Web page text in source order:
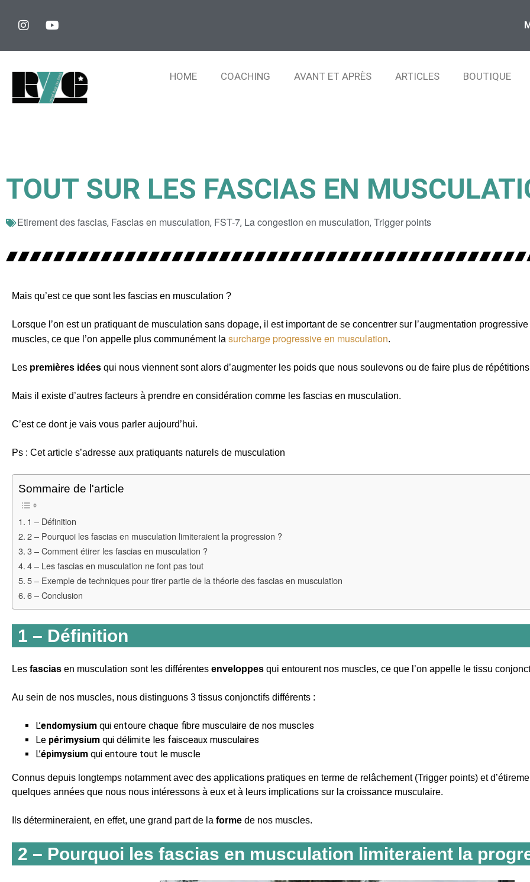
HOME COACHING AVANT ET APRÈS ARTICLES BOUTIQUE
TOUT SUR LES FASCIAS EN
Etirement des fascias, Fascias en musculation, FST-7, La congestion en musculation, Trigger points
Mais qu’est ce que sont les fascias en musculation ?
Lorsque l’on est un pratiquant de musculation sans dopage, il est important de se concentrer sur l’augmentation progressive
muscles, ce que l’on appelle plus communément la surcharge progressive en musculation.
Les premières idées qui nous viennent sont alors d’augmenter les poids que nous soulevons ou de faire plus de
Mais il existe d’autres facteurs à prendre en considération comme les fascias en musculation.
C’est ce dont je vais vous parler aujourd’hui.
Ps : Cet article s’adresse aux pratiquants naturels de musculation
Sommaire de l'article
1 – Définition
2 – Pourquoi les fascias en musculation limiteraient la progression ?
3 – Comment étirer les fascias en musculation ?
4 – Les fascias en musculation ne font pas tout
5 – Exemple de techniques pour tirer partie de la théorie des fascias en musculation
6 – Conclusion
1 – Définition
Les fascias en musculation sont les différentes enveloppes qui entourent nos muscles, ce que l’on appelle le tissu
Au sein de nos muscles, nous distinguons 3 tissus conjonctifs différents :
L’endomysium qui entoure chaque fibre musculaire de nos muscles
Le périmysium qui délimite les faisceaux musculaires
L’épimysium qui entoure tout le muscle
Connus depuis longtemps notamment avec des applications pratiques en terme de relâchement (Trigger points) et
quelques années que nous nous intéressons à eux et à leurs implications sur la croissance musculaire.
Ils détermineraient, en effet, une grand part de la forme de nos muscles.
2 – Pourquoi les fascias en musculation limiteraient la